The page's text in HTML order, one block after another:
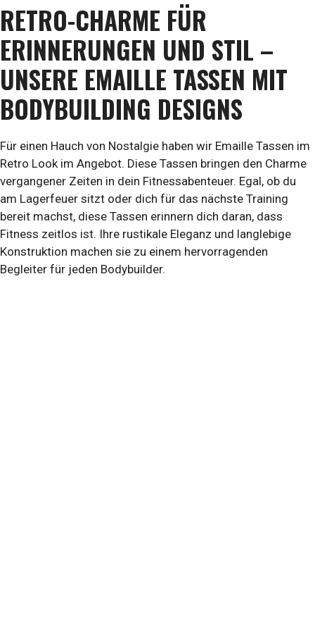
RETRO-CHARME FÜR
ERINNERUNGEN UND STIL –
UNSERE EMAILLE TASSEN MIT
BODYBUILDING DESIGNS
Für einen Hauch von Nostalgie haben wir Emaille Tassen im
Retro Look im Angebot. Diese Tassen bringen den Charme
vergangener Zeiten in dein Fitnessabenteuer. Egal, ob du
am Lagerfeuer sitzt oder dich für das nächste Training
bereit machst, diese Tassen erinnern dich daran, dass
Fitness zeitlos ist. Ihre rustikale Eleganz und langlebige
Konstruktion machen sie zu einem hervorragenden
Begleiter für jeden Bodybuilder.